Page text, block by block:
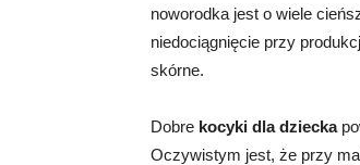
noworodka jest o wiele
niedociągnięcie przy
skórne.
Dobre kocyki dla dziecka
Oczywistym jest, że przy